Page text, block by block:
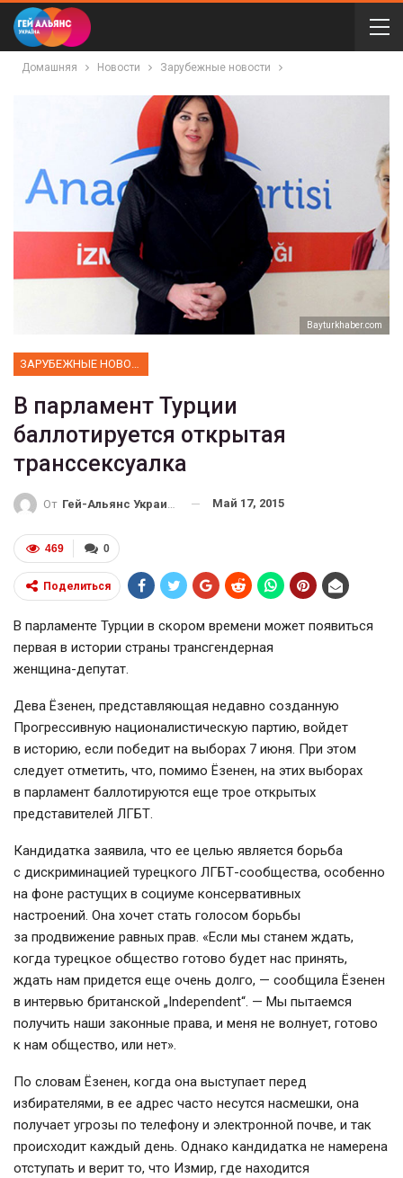
Домашняя Новости Зарубежные новости
Bayturkhaber.com
ЗАРУБЕЖНЫЕ НОВОСТИ
В парламент Турции
баллотируется открытая
транссексуалка
От Гей-Альянс Украина Май 17, 2015
0
469
Поделиться
В парламенте Турции в скором времени может появиться
первая в истории страны трансгендерная
женщина-депутат.
Дева Ёзенен, представляющая недавно созданную
Прогрессивную националистическую партию, войдет
в историю, если победит на выборах 7 июня. При этом
следует отметить, что, помимо Ёзенен, на этих выборах
в парламент баллотируются еще трое открытых
представителей ЛГБТ.
Кандидатка заявила, что ее целью является борьба
с дискриминацией турецкого ЛГБТ-сообщества, особенно
на фоне растущих в социуме консервативных
настроений. Она хочет стать голосом борьбы
за продвижение равных прав. «Если мы станем ждать,
когда турецкое общество готово будет нас принять,
ждать нам придется еще очень долго, — сообщила Ёзенен
в интервью британской „Independent“. — Мы пытаемся
получить наши законные права, и меня не волнует, готово
к нам общество, или нет».
По словам Ёзенен, когда она выступает перед
избирателями, в ее адрес часто несутся насмешки, она
получает угрозы по телефону и электронной почве, и так
происходит каждый день. Однако кандидатка не намерена
отступать и верит то, что Измир, где находится